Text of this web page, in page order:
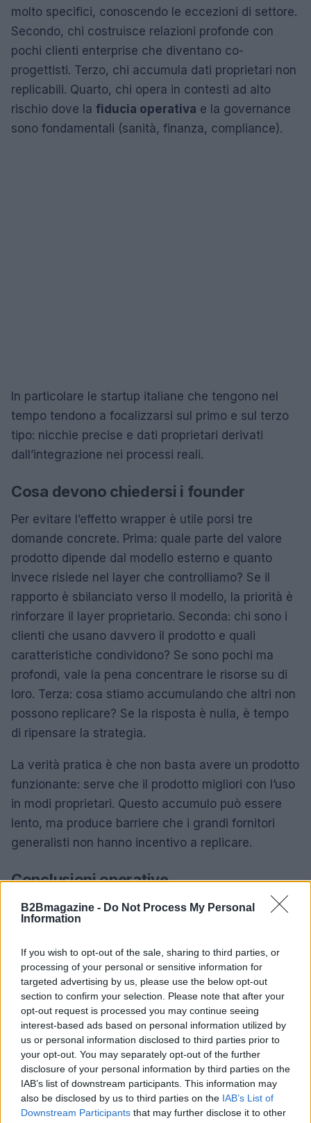
B2Bmagazine - Do Not Process My Personal
Information
If you wish to opt-out of the sale, sharing to third parties, or
processing of your personal or sensitive information for
targeted advertising by us, please use the below opt-out
section to confirm your selection. Please note that after your
opt-out request is processed you may continue seeing
interest-based ads based on personal information utilized by
us or personal information disclosed to third parties prior to
your opt-out. You may separately opt-out of the further
disclosure of your personal information by third parties on the
IAB’s list of downstream participants. This information may
also be disclosed by us to third parties on the IAB’s List of
Downstream Participants that may further disclose it to other
molto specifici, conoscendo le eccezioni di settore.
Secondo, chi costruisce relazioni profonde con
pochi clienti enterprise che diventano co-
progettisti. Terzo, chi accumula dati proprietari non
replicabili. Quarto, chi opera in contesti ad alto
rischio dove la fiducia operativa e la governance
sono fondamentali (sanità, finanza, compliance).
In particolare le startup italiane che tengono nel
tempo tendono a focalizzarsi sul primo e sul terzo
tipo: nicchie precise e dati proprietari derivati
dall’integrazione nei processi reali.
Cosa devono chiedersi i founder
Per evitare l’effetto wrapper è utile porsi tre
domande concrete. Prima: quale parte del valore
prodotto dipende dal modello esterno e quanto
invece risiede nel layer che controlliamo? Se il
rapporto è sbilanciato verso il modello, la priorità è
rinforzare il layer proprietario. Seconda: chi sono i
clienti che usano davvero il prodotto e quali
caratteristiche condividono? Se sono pochi ma
profondi, vale la pena concentrare le risorse su di
loro. Terza: cosa stiamo accumulando che altri non
possono replicare? Se la risposta è nulla, è tempo
di ripensare la strategia.
La verità pratica è che non basta avere un prodotto
funzionante: serve che il prodotto migliori con l’uso
in modi proprietari. Questo accumulo può essere
lento, ma produce barriere che i grandi fornitori
generalisti non hanno incentivo a replicare.
Conclusioni operative
Il mercato AI non è un destino ineluttabile: è una
serie di pressioni strutturali che richiedono scelte
diverse rispetto a due anni fa. Chi vince oggi non è
chi lancia più feature, ma chi costruisce
posizione, accumuladati proprietarie intreccia il
prodotto con i processi critici dei clienti. Per gli
investitori, oltre alle metriche SaaS tradizionali,
contano nuove linee di valutazione: profondità del
workflow presidiato, dipendenza dal modello
sottostante e costo di switching per il cliente.
Guardare alla struttura del valore piuttosto che alla